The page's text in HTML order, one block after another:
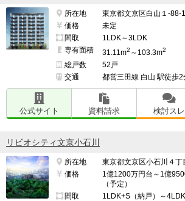
所在地
東京都文京区白山１-88-
価格
未定
間取
1LDK～3LDK
専有面積
31.11m2 ～103.3m2
総戸数
52戸
交通
都営三田線 白山 駅徒歩2
公式サイト 資料請求 検討スレ
リビオシティ文京小石川
所在地
東京都文京区小石川４丁
価格
1億1200万円台～1億
（予定）
間取
1LDK+S（納戸）～4LDK